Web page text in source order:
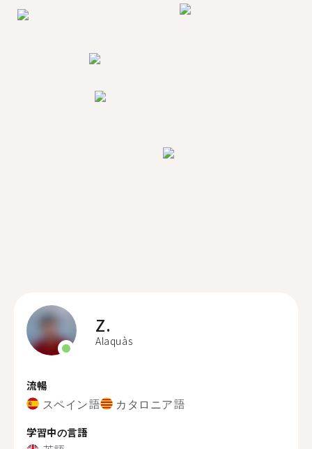
Z.
Alaquàs
流暢
スペイン語 カタロニア語
学習中の言語